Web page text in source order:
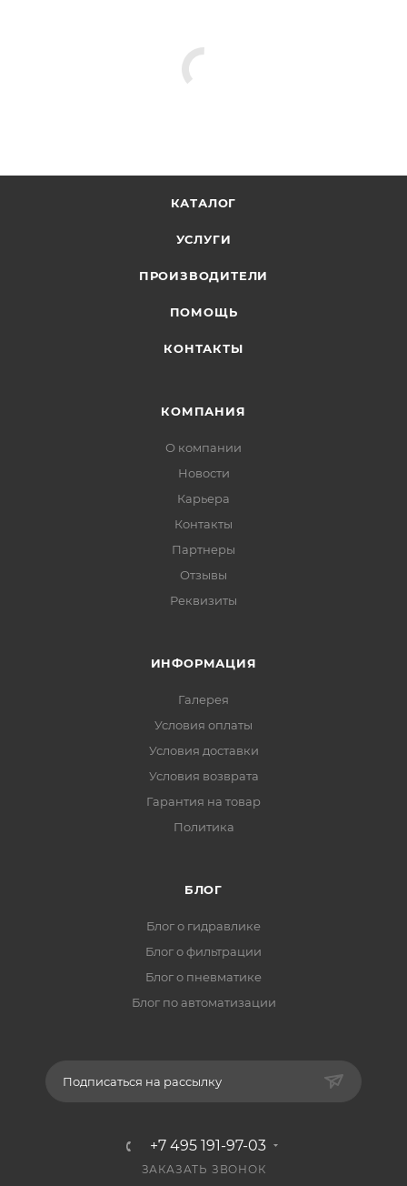
КАТАЛОГ
УСЛУГИ
ПРОИЗВОДИТЕЛИ
ПОМОЩЬ
КОНТАКТЫ
КОМПАНИЯ
О компании
Новости
Карьера
Контакты
Партнеры
Отзывы
Реквизиты
ИНФОРМАЦИЯ
Галерея
Условия оплаты
Условия доставки
Условия возврата
Гарантия на товар
Политика
БЛОГ
Блог о гидравлике
Блог о фильтрации
Блог о пневматике
Блог по автоматизации
Подписаться на рассылку
+7 495 191-97-03
ЗАКАЗАТЬ ЗВОНОК